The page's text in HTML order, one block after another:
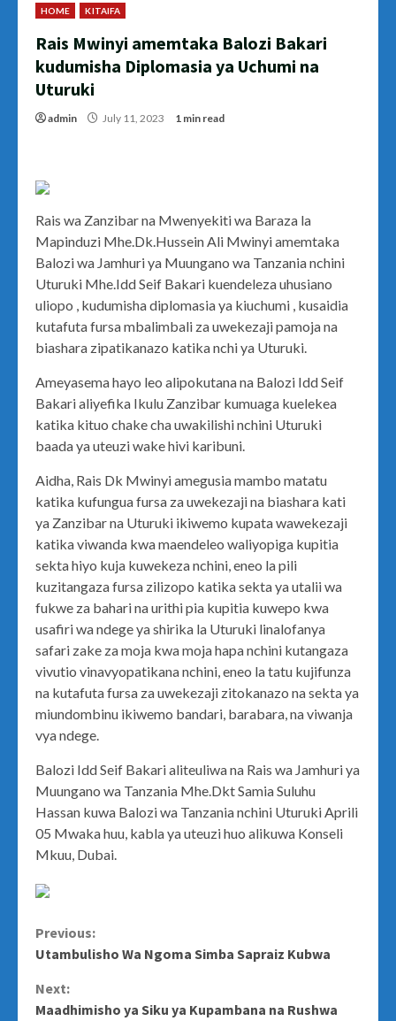
HOME KITAIFA
Rais Mwinyi amemtaka Balozi Bakari
kudumisha Diplomasia ya Uchumi na
Uturuki
admin July 11, 2023 1 min read
Rais wa Zanzibar na Mwenyekiti wa Baraza la
Mapinduzi Mhe.Dk.Hussein Ali Mwinyi amemtaka
Balozi wa Jamhuri ya Muungano wa Tanzania nchini
Uturuki Mhe.Idd Seif Bakari kuendeleza uhusiano
uliopo , kudumisha diplomasia ya kiuchumi , kusaidia
kutafuta fursa mbalimbali za uwekezaji pamoja na
biashara zipatikanazo katika nchi ya Uturuki.
Ameyasema hayo leo alipokutana na Balozi Idd Seif
Bakari aliyefika Ikulu Zanzibar kumuaga kuelekea
katika kituo chake cha uwakilishi nchini Uturuki
baada ya uteuzi wake hivi karibuni.
Aidha, Rais Dk Mwinyi amegusia mambo matatu
katika kufungua fursa za uwekezaji na biashara kati
ya Zanzibar na Uturuki ikiwemo kupata wawekezaji
katika viwanda kwa maendeleo waliyopiga kupitia
sekta hiyo kuja kuwekeza nchini, eneo la pili
kuzitangaza fursa zilizopo katika sekta ya utalii wa
fukwe za bahari na urithi pia kupitia kuwepo kwa
usafiri wa ndege ya shirika la Uturuki linalofanya
safari zake za moja kwa moja hapa nchini kutangaza
vivutio vinavyopatikana nchini, eneo la tatu kujifunza
na kutafuta fursa za uwekezaji zitokanazo na sekta ya
miundombinu ikiwemo bandari, barabara, na viwanja
vya ndege.
Balozi Idd Seif Bakari aliteuliwa na Rais wa Jamhuri ya
Muungano wa Tanzania Mhe.Dkt Samia Suluhu
Hassan kuwa Balozi wa Tanzania nchini Uturuki Aprili
05 Mwaka huu, kabla ya uteuzi huo alikuwa Konseli
Mkuu, Dubai.
Continue
Previous:
Utambulisho Wa Ngoma Simba Sapraiz Kubwa
Next:
Maadhimisho ya Siku ya Kupambana na Rushwa